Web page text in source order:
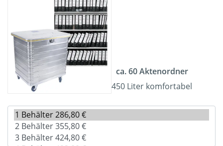
ca. 60 Aktenordner
450 Liter komfortabel